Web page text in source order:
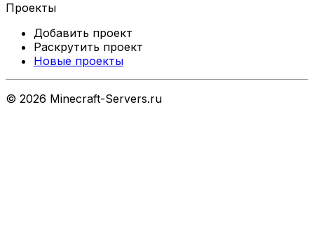
Проекты
Добавить проект
Раскрутить проект
Новые проекты
© 2026 Minecraft-Servers.ru